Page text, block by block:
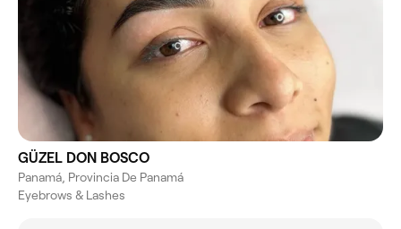
GÜZEL DON BOSCO
Panamá, Provincia De Panamá
Eyebrows & Lashes